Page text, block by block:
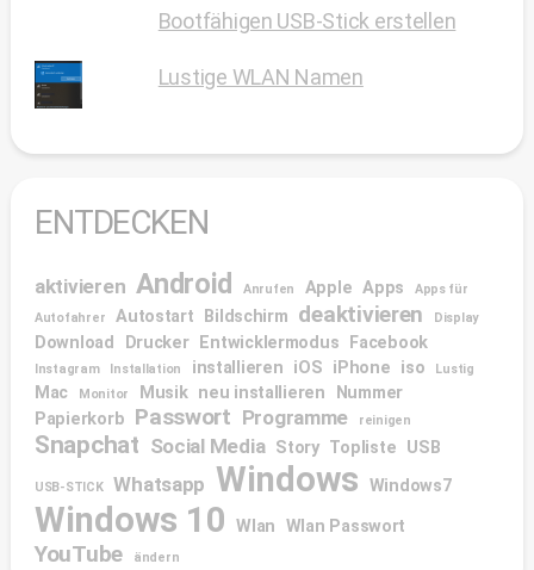
Bootfähigen USB-Stick erstellen
Lustige WLAN Namen
ENTDECKEN
aktivieren Android Anrufen Apple Apps
Apps für
Autofahrer
Autostart Bildschirm deaktivieren Display
Download Drucker Entwicklermodus Facebook
Instagram Installation installieren iOS iPhone iso Lustig
Mac Monitor Musik neu installieren
Nummer
Papierkorb Passwort Programme reinigen
Snapchat Social Media Story Topliste USB
USB-STICK Whatsapp Windows Windows7
Windows 10 Wlan Wlan Passwort
YouTube ändern